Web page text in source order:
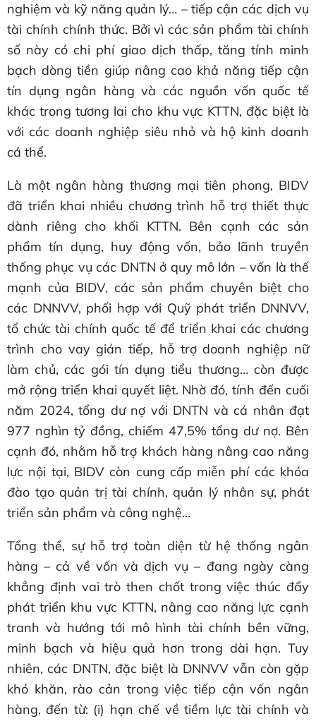
nghiệm và kỹ năng quản lý… – tiếp cận các dịch vụ
tài chính chính thức. Bởi vì các sản phẩm tài chính
số này có chi phí giao dịch thấp, tăng tính minh
bạch dòng tiền giúp nâng cao khả năng tiếp cận
tín dụng ngân hàng và các nguồn vốn quốc tế
khác trong tương lai cho khu vực KTTN, đặc biệt là
với các doanh nghiệp siêu nhỏ và hộ kinh doanh
cá thể.
Là một ngân hàng thương mại tiên phong, BIDV
đã triển khai nhiều chương trình hỗ trợ thiết thực
dành riêng cho khối KTTN. Bên cạnh các sản
phẩm tín dụng, huy động vốn, bảo lãnh truyền
thống phục vụ các DNTN ở quy mô lớn – vốn là thế
mạnh của BIDV, các sản phẩm chuyên biệt cho
các DNNVV, phối hợp với Quỹ phát triển DNNVV,
tổ chức tài chính quốc tế để triển khai các chương
trình cho vay gián tiếp, hỗ trợ doanh nghiệp nữ
làm chủ, các gói tín dụng tiểu thương… còn được
mở rộng triển khai quyết liệt. Nhờ đó, tính đến cuối
năm 2024, tổng dư nợ với DNTN và cá nhân đạt
977 nghìn tỷ đồng, chiếm 47,5% tổng dư nợ. Bên
cạnh đó, nhằm hỗ trợ khách hàng nâng cao năng
lực nội tại, BIDV còn cung cấp miễn phí các khóa
đào tạo quản trị tài chính, quản lý nhân sự, phát
triển sản phẩm và công nghệ...
Tổng thể, sự hỗ trợ toàn diện từ hệ thống ngân
hàng – cả về vốn và dịch vụ – đang ngày càng
khẳng định vai trò then chốt trong việc thúc đẩy
phát triển khu vực KTTN, nâng cao năng lực cạnh
tranh và hướng tới mô hình tài chính bền vững,
minh bạch và hiệu quả hơn trong dài hạn. Tuy
nhiên, các DNTN, đặc biệt là DNNVV vẫn còn gặp
khó khăn, rào cản trong việc tiếp cận vốn ngân
hàng, đến từ: (i) hạn chế về tiềm lực tài chính và